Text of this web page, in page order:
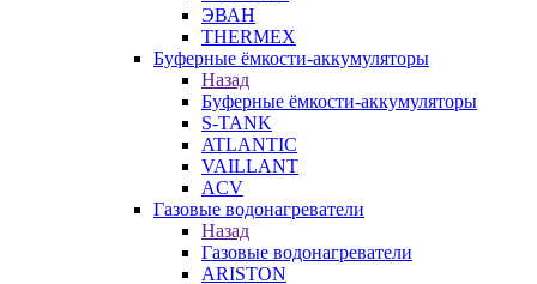
ЭВАН
THERMEX
Буферные ёмкости-аккумуляторы
Назад
Буферные ёмкости-аккумуляторы
S-TANK
ATLANTIC
VAILLANT
ACV
Газовые водонагреватели
Назад
Газовые водонагреватели
ARISTON